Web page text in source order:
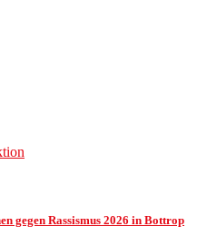
gegen Rassismus 2026 in Bottrop